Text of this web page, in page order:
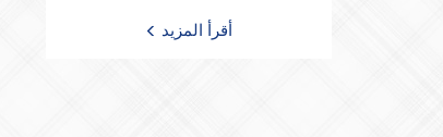
أقرأ المزيد